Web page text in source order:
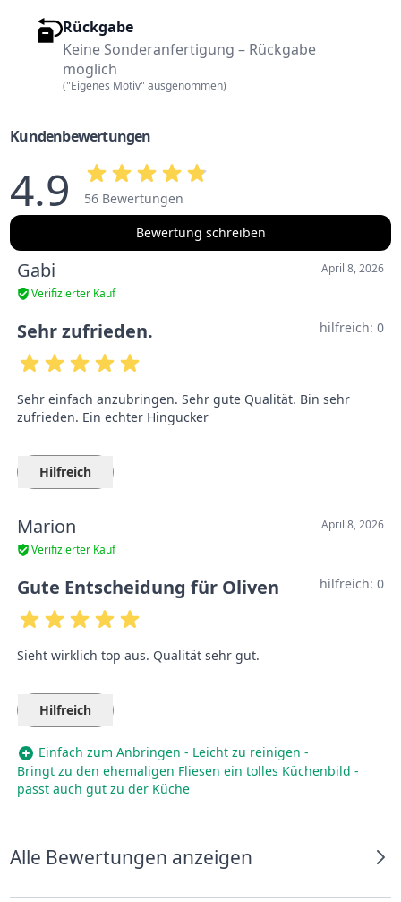
Rückgabe
Keine Sonderanfertigung – Rückgabe
möglich
("Eigenes Motiv" ausgenommen)
Kundenbewertungen
4.9
56 Bewertungen
Bewertung schreiben
Gabi
Verifizierter Kauf
April 8, 2026
Sehr zufrieden. hilfreich: 0
Sehr einfach anzubringen. Sehr gute Qualität. Bin sehr
zufrieden. Ein echter Hingucker
Hilfreich
Marion
Verifizierter Kauf
April 8, 2026
Gute Entscheidung für Oliven hilfreich: 0
Sieht wirklich top aus. Qualität sehr gut.
Hilfreich
Einfach zum Anbringen - Leicht zu reinigen -
Bringt zu den ehemaligen Fliesen ein tolles Küchenbild -
passt auch gut zu der Küche
Alle Bewertungen anzeigen